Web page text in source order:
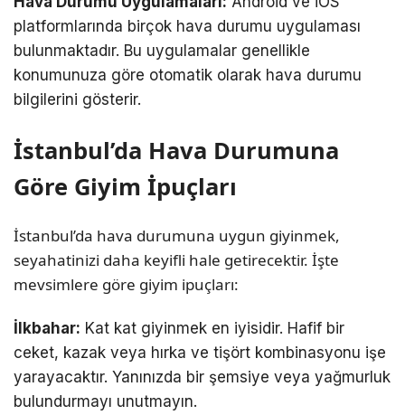
platformlarında birçok hava durumu uygulaması
bulunmaktadır. Bu uygulamalar genellikle
konumunuza göre otomatik olarak hava durumu
bilgilerini gösterir.
İstanbul’da Hava Durumuna
Göre Giyim İpuçları
İstanbul’da hava durumuna uygun giyinmek,
seyahatinizi daha keyifli hale getirecektir. İşte
mevsimlere göre giyim ipuçları:
İlkbahar: Kat kat giyinmek en iyisidir. Hafif bir
ceket, kazak veya hırka ve tişört kombinasyonu işe
yarayacaktır. Yanınızda bir şemsiye veya yağmurluk
bulundurmayı unutmayın.